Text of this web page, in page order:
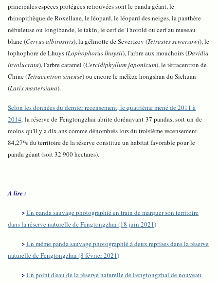
principales espèces protégées retrouvées sont le panda géant, le
rhinopithèque de Roxellane, le léopard, le léopard des neiges, la panthère
nébuleuse ou longibande, le takin, le cerf de Thorold ou cerf au museau
blanc (Cervus albirostris), la gélinotte de Severtzov (Tetrastes sewerzowi), le
lophophore de Lhuys (Lophophorus lhuysii), l'arbre aux mouchoirs (Davidia
involucrata), l'arbre caramel (Cercidiphyllum japonicum), le tétracentron de
Chine (Tetracentron sinense) ou encore le mélèze hongshan du Sichuan
(Larix mastersiana).
Selon les données du dernier recensement, le quatrième mené de 2011 à
2014, la réserve de Fengtongzhai abrite dorénavant 37 pandas, soit un de
moins qu'il y a dix ans comme dénombrés lors du troisième recensement.
84,27% du territoire de la réserve constitue un habitat favorable pour le
panda géant (soit 32 900 hectares).
A lire :
>Un panda sauvage photographié en train de marquer son territoire
dans la réserve naturelle de Fengtongzhai (18 juin 2021)
>Un même panda sauvage photographié à deux reprises dans la réserve
naturelle de Fengtongzhai (8 février 2021)
>Un point d'eau de la réserve naturelle de Fengtongzhai de nouveau